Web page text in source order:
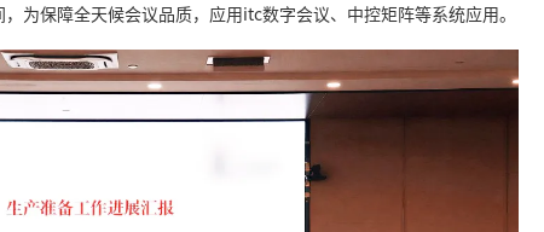
，为保障全天候会议品质，应用itc数字会议、中控矩阵等系统应用。